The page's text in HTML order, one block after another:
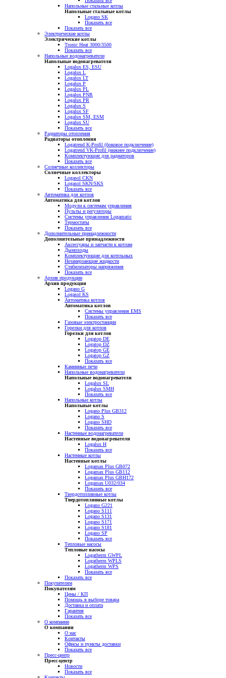
Напольные стальные котлы
Напольные стальные котлы
Logano SK
Показать все
Показать все
Электрические котлы
Электрические котлы
Tronic Heat 3000/3500
Показать все
Напольные водонагреватели
Напольные водонагреватели
Logalux ES, ESU
Logalux L
Logalux LT
Logalux P
Logalux PL
Logalux PNR
Logalux PR
Logalux S
Logalux SF
Logalux SM, ESM
Logalux SU
Показать все
Радиаторы отопления
Радиаторы отопления
Logatrend K-Profil (боковое подключение)
Logatrend VK-Profil (нижнее подключение)
Комплектующие для радиаторов
Показать все
Солнечные коллекторы
Солнечные коллекторы
Logasol CKN
Logasol SKN/SKS
Показать все
Автоматика для котлов
Автоматика для котлов
Модули к системам управления
Пульты и регуляторы
Системы управления Logamatic
Термостаты
Показать все
Дополнительные принадлежности
Дополнительные принадлежности
Аксессуары и запчасти к котлам
Дымоходы
Комплектующие для котельных
Незамерзающие жидкости
Стабилизаторы напряжения
Показать все
Архив продукции
Архив продукции
Logano G
Logasol KS
Автоматика котлов
Автоматика котлов
Системы управления EMS
Показать все
Газовые электростанции
Горелки для котлов
Горелки для котлов
Logatop DE
Logatop DZ
Logatop GE
Logatop GZ
Показать все
Каминные печи
Напольные водонагреватели
Напольные водонагреватели
Logalux SL
Logalux SMH
Показать все
Напольные котлы
Напольные котлы
Logano Plus GB312
Logano S
Logano SHD
Показать все
Настенные водонагреватели
Настенные водонагреватели
Logalux H
Показать все
Настенные котлы
Настенные котлы
Logamax Plus GB072
Logamax Plus GB112
Logamax Plus GBH172
Logamax U032/034
Показать все
Твердотопливные котлы
Твердотопливные котлы
Logano G221
Logano S111
Logano S131
Logano S171
Logano S181
Logano SP
Показать все
Тепловые насосы
Тепловые насосы
Logatherm GWPL
Logatherm WPLS
Logatherm WPS
Показать все
Показать все
Покупателям
Покупателям
Цены / КП
Помощь в выборе товара
Доставка и оплата
Гарантия
Показать все
О компании
О компании
О нас
Контакты
Офисы и пункты доставки
Показать все
Пресс-центр
Пресс-центр
Новости
Показать все